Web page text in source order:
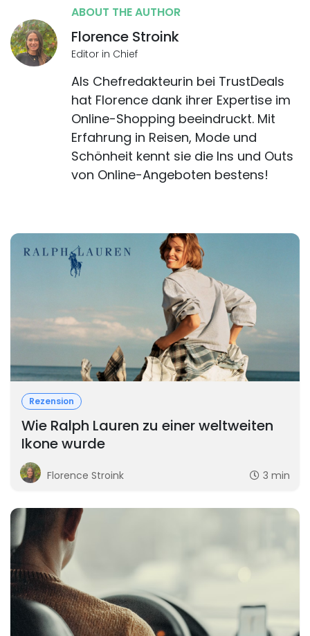
ABOUT THE AUTHOR
Florence Stroink
Editor in Chief
Als Chefredakteurin bei TrustDeals
hat Florence dank ihrer Expertise im
Online-Shopping beeindruckt. Mit
Erfahrung in Reisen, Mode und
Schönheit kennt sie die Ins und Outs
von Online-Angeboten bestens!
Rezension
Wie Ralph Lauren zu einer weltweiten
Ikone wurde
Florence Stroink 3 min